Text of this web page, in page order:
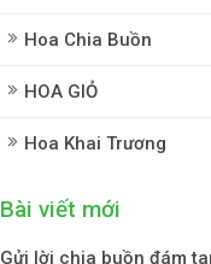
Hoa Chia Buồn
HOA GIỎ
Hoa Khai Trương
Bài viết mới
Gửi lời chia buồn đám